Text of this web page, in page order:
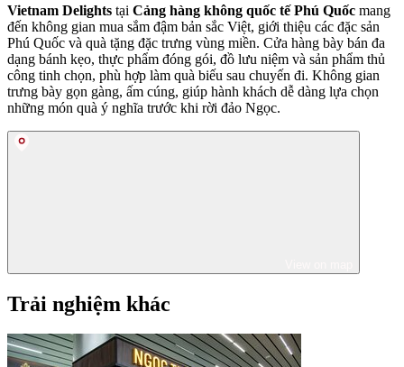
Vietnam Delights tại Cảng hàng không quốc tế Phú Quốc mang
đến không gian mua sắm đậm bản sắc Việt, giới thiệu các đặc sản
Phú Quốc và quà tặng đặc trưng vùng miền. Cửa hàng bày bán đa
dạng bánh kẹo, thực phẩm đóng gói, đồ lưu niệm và sản phẩm thủ
công tinh chọn, phù hợp làm quà biếu sau chuyến đi. Không gian
trưng bày gọn gàng, ấm cúng, giúp hành khách dễ dàng lựa chọn
những món quà ý nghĩa trước khi rời đảo Ngọc.
Trải nghiệm khác